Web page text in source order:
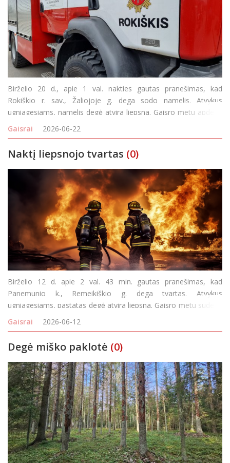
Birželio 20 d., apie 1 val. nakties gautas pranešimas, kad
Rokiškio r. sav., Žaliojoje g. dega sodo namelis. Atvykus
ugniagesiams, namelis degė atvira liepsna. Gaisro metu apdegė
sienos ir lubos, kita pastato likusi dalis aprūko, išsilydė viduje
buvę namų apyvokos daiktai. Dūmų
Gaisrai 2026-06-22
Naktį liepsnojo tvartas (0)
Birželio 12 d. apie 2 val. 43 min. gautas pranešimas, kad
Panemunio k., Remeikiškio g. dega tvartas. Atvykus
ugniagesiams, pastatas degė atvira liepsna. Gaisro metu sudegė
30 kv. m medinės pastato dalies, išdegė medinės sienos,
apdegė ir sulaistytos vandeniu malkos. Nudegė ir a
Gaisrai 2026-06-12
Degė miško paklotė (0)